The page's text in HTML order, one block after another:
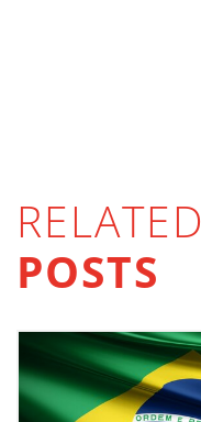
RELATED
POSTS